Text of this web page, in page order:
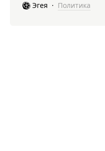
Эгея · Политика